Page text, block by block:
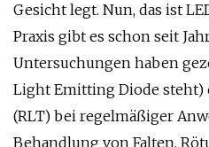
Gesicht legt. Nun, das ist
Praxis gibt es schon seit
Untersuchungen haben
Light Emitting Diode steht)
(RLT) bei regelmäßiger
Behandlung von Falten,